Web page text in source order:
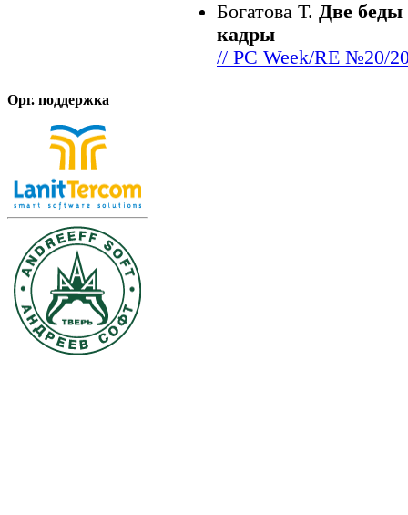
Орг. поддержка
Богатова Т. Две беды
кадры
// PC Week/RE №20/